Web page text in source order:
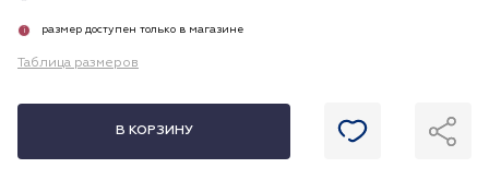
i размер доступен только в магазине
Таблица размеров
В КОРЗИНУ